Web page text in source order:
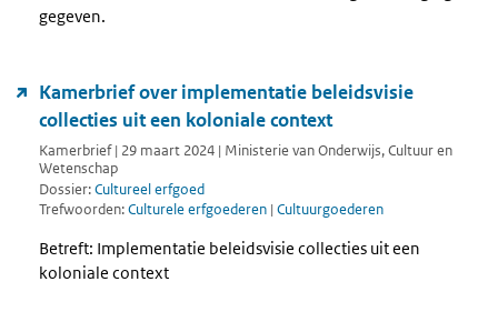
gegeven.
Kamerbrief over implementatie beleidsvisie
collecties uit een koloniale context
Kamerbrief | 29 maart 2024 | Ministerie van Onderwijs, Cultuur en
Wetenschap
Dossier:Cultureel erfgoed
Trefwoorden:Culturele erfgoederen | Cultuurgoederen
Betreft: Implementatie beleidsvisie collecties uit een
koloniale context